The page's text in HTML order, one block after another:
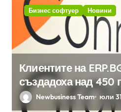
Бизнес софтуер Новини
Клиентите на
създадоха над 450
ERP системата с
вградения в нея
Newbusiness Team юли